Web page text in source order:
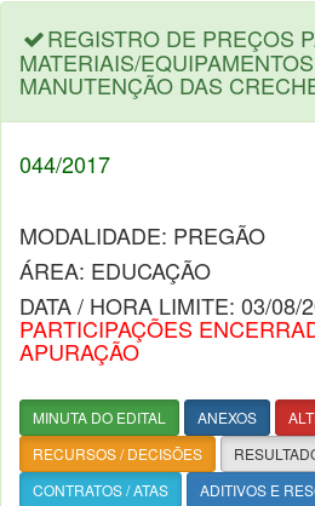
REGISTRO DE PREÇOS
MATERIAIS/
MANUTENÇÃO DAS
044/2017
MODALIDADE: PREGÃO
ÁREA: EDUCAÇÃO
DATA / HORA LIMITE: 03/08/
PARTICIPAÇÕES
APURAÇÃO
MINUTA DO EDITAL ANEXOS
RECURSOS / DECISÕES
CONTRATOS / ATAS
ADITIVOS E